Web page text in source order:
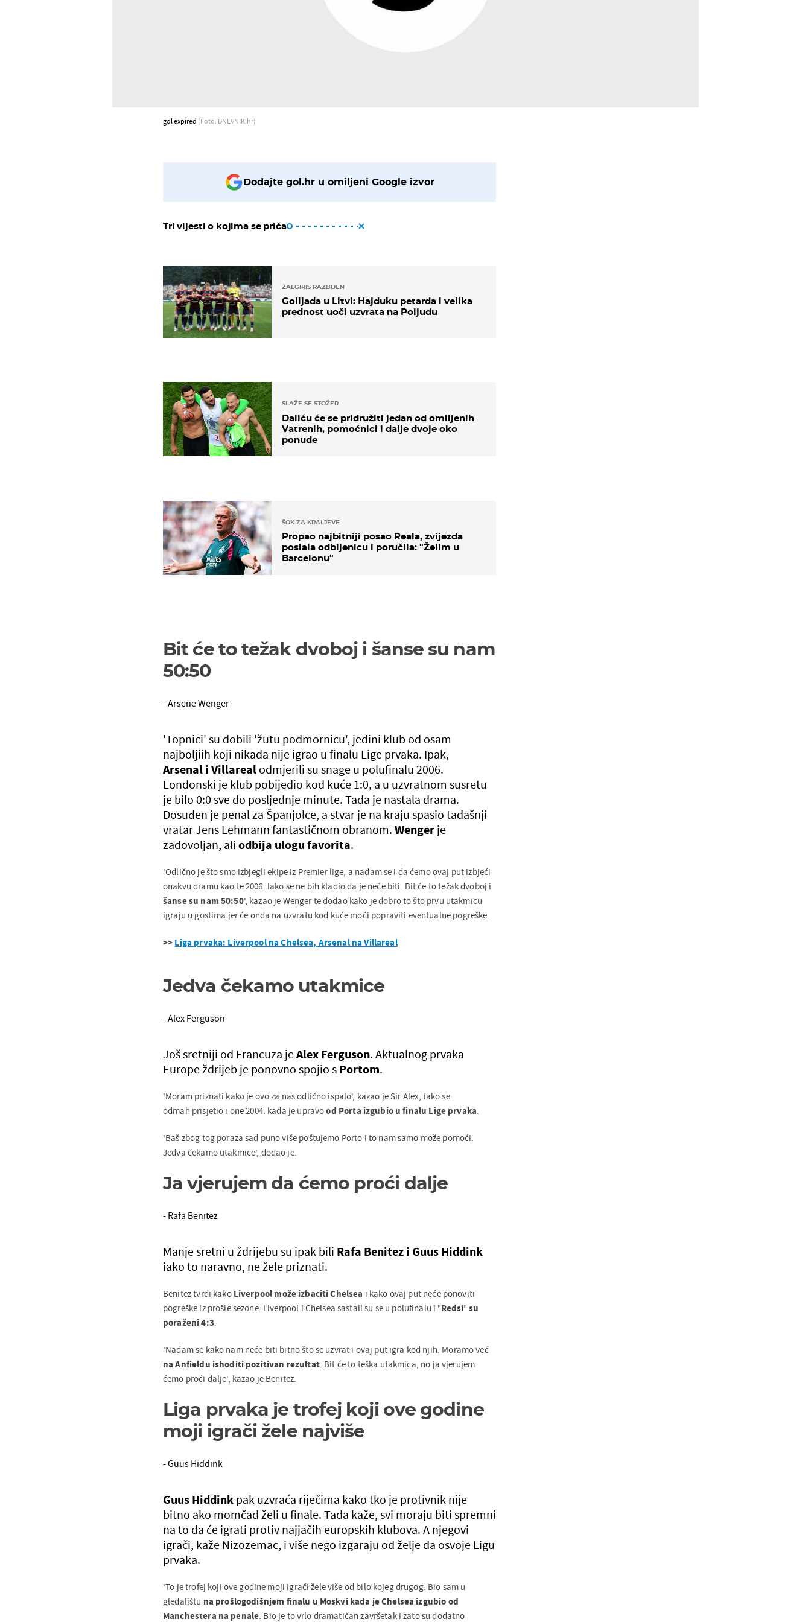
gol expired (Foto: DNEVNIK.hr)
Dodajte gol.hr u omiljeni Google izvor
Tri vijesti o kojima se priča
ŽALGIRIS RAZBIJEN
Golijada u Litvi: Hajduku petarda i velika
prednost uoči uzvrata na Poljudu
SLAŽE SE STOŽER
Daliću će se pridružiti jedan od omiljenih
Vatrenih, pomoćnici i dalje dvoje oko
ponude
ŠOK ZA KRALJEVE
Propao najbitniji posao Reala, zvijezda
poslala odbijenicu i poručila: "Želim u
Barcelonu"
Bit će to težak dvoboj i šanse su nam
50:50
- Arsene Wenger
'Topnici' su dobili 'žutu podmornicu', jedini klub od osam
najboljiih koji nikada nije igrao u finalu Lige prvaka. Ipak,
Arsenal i Villareal odmjerili su snage u polufinalu 2006.
Londonski je klub pobijedio kod kuće 1:0, a u uzvratnom susretu
je bilo 0:0 sve do posljednje minute. Tada je nastala drama.
Dosuđen je penal za Španjolce, a stvar je na kraju spasio tadašnji
vratar Jens Lehmann fantastičnom obranom. Wenger je
zadovoljan, ali odbija ulogu favorita.
'Odlično je što smo izbjegli ekipe iz Premier lige, a nadam se i da ćemo ovaj put izbjeći
onakvu dramu kao te 2006. Iako se ne bih kladio da je neće biti. Bit će to težak dvoboj i
šanse su nam 50:50', kazao je Wenger te dodao kako je dobro to što prvu utakmicu
igraju u gostima jer će onda na uzvratu kod kuće moći popraviti eventualne pogreške.
>> Liga prvaka: Liverpool na Chelsea, Arsenal na Villareal
Jedva čekamo utakmice
- Alex Ferguson
Još sretniji od Francuza jeAlex Ferguson. Aktualnog prvaka
Europe ždrijeb je ponovno spojio s Portom.
'Moram priznati kako je ovo za nas odlično ispalo', kazao je Sir Alex, iako se
odmah prisjetio i one 2004. kada je upravood Porta izgubio u finalu Lige prvaka.
'Baš zbog tog poraza sad puno više poštujemo Porto i to nam samo može pomoći.
Jedva čekamo utakmice', dodao je.
Ja vjerujem da ćemo proći dalje
- Rafa Benitez
Manje sretni u ždrijebu su ipak bili Rafa Benitez i Guus Hiddink
iako to naravno, ne žele priznati.
Benitez tvrdi kako Liverpool može izbaciti Chelsea i kako ovaj put neće ponoviti
pogreške iz prošle sezone. Liverpool i Chelsea sastali su se u polufinalu i 'Redsi' su
poraženi 4:3.
'Nadam se kako nam neće biti bitno što se uzvrat i ovaj put igra kod njih. Moramo već
na Anfieldu ishoditi pozitivan rezultat. Bit će to teška utakmica, no ja vjerujem
ćemo proći dalje', kazao je Benitez.
Liga prvaka je trofej koji ove godine
moji igrači žele najviše
- Guus Hiddink
Guus Hiddink pak uzvraća riječima kako tko je protivnik nije
bitno ako momčad želi u finale. Tada kaže, svi moraju biti spremni
na to da će igrati protiv najjačih europskih klubova. A njegovi
igrači, kaže Nizozemac, i više nego izgaraju od želje da osvoje Ligu
prvaka.
'To je trofej koji ove godine moji igrači žele više od bilo kojeg drugog. Bio sam u
gledalištu na prošlogodišnjem finalu u Moskvi kada je Chelsea izgubio od
Manchestera na penale. Bio je to vrlo dramatičan završetak i zato su dodatno